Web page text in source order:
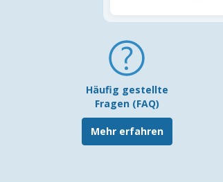
Häufig gestellte
Fragen (FAQ)
Mehr erfahren